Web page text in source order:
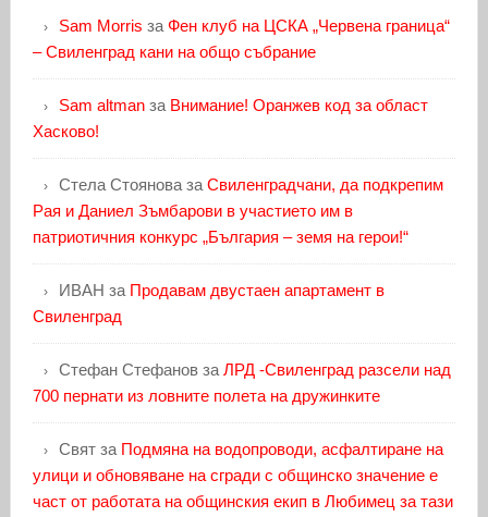
Sam Morris за Фен клуб на ЦСКА „Червена граница“
– Свиленград кани на общо събрание
Sam altmanза Внимание! Оранжев код за област
Хасково!
Стела Стояноваза Свиленградчани, да подкрепим
Рая и Даниел Зъмбарови в участието им в
патриотичния конкурс „България – земя на герои!“
ИВАН за Продавам двустаен апартамент в
Свиленград
Стефан Стефановза ЛРД -Свиленград разсели над
700 пернати из ловните полета на дружинките
Святза Подмяна на водопроводи, асфалтиране на
улици и обновяване на сгради с общинско значение е
част от работата на общинския екип в Любимец за тази